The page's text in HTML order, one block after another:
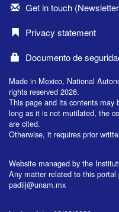
Get in touch
Privacy statement
Documento de
Made in Mexico, National
rights reserved 2026.
This page and its contents may
long as it is not mutilated, the
are cited.
Otherwise, it requires prior
Website managed by the
Any matter related to this
padiij@unam.mx